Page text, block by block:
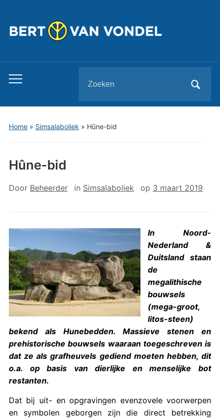
Toggle
menu
naar:
Home» Simsalaboliek » Hûne-bid
Hûne-bid
Door Beheerder in Simsalaboliek op 3 maart 2019
In Noord-
Nederland &
Duitsland staan
de
megalithische
bouwsels
(mega-groot,
litos-steen)
bekend als Hunebedden. Massieve stenen en
prehistorische bouwsels waaraan toegeschreven is
dat ze als grafheuvels gediend moeten hebben, dit
o.a. op basis van dierlijke en menselijke bot
restanten.
Dat bij uit- en opgravingen evenzovele voorwerpen
en symbolen geborgen zijn die direct betrekking